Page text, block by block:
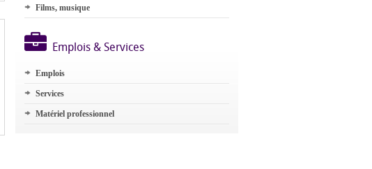
Films, musique
Emplois & Services
Emplois
Services
Matériel professionnel